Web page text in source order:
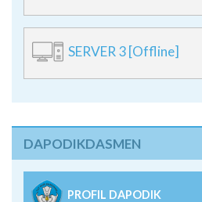
SERVER 3 [Offline]
DAPODIKDASMEN
PROFIL DAPODIK